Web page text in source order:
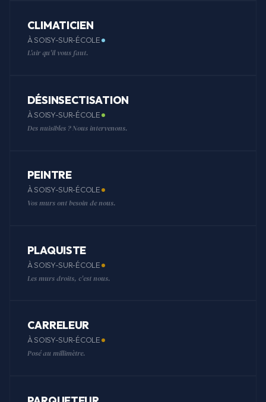
CLIMATICIEN
À SOISY-SUR-ÉCOLE
L'air qu'il vous faut.
DÉSINSECTISATION
À SOISY-SUR-ÉCOLE
Des nuisibles ? Nous intervenons.
PEINTRE
À SOISY-SUR-ÉCOLE
Vos murs ont besoin de nous.
PLAQUISTE
À SOISY-SUR-ÉCOLE
Les murs droits, c'est nous.
CARRELEUR
À SOISY-SUR-ÉCOLE
Posé au millimètre.